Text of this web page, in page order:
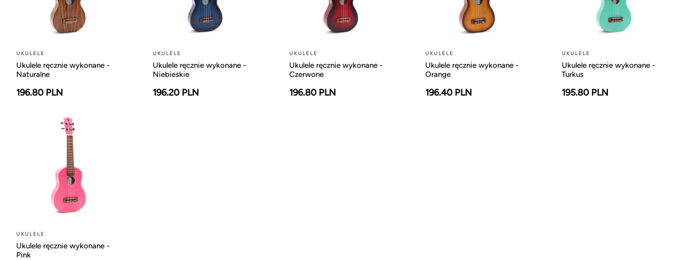
UKULELE
Ukulele ręcznie wykonane -
Naturalne
196.80 PLN
UKULELE
Ukulele ręcznie wykonane -
Niebieskie
196.20 PLN
UKULELE
Ukulele ręcznie wykonane -
Czerwone
196.80 PLN
UKULELE
Ukulele ręcznie wykonane -
Orange
196.40 PLN
UKULELE
Ukulele ręcznie wykonane -
Turkus
195.80 PLN
UKULELE
Ukulele ręcznie wykonane -
Pink